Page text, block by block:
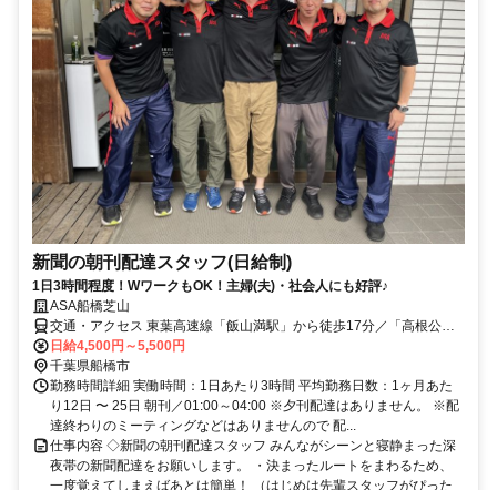
新聞の朝刊配達スタッフ(日給制)
1日3時間程度！WワークもOK！主婦(夫)・社会人にも好評♪
ASA船橋芝山
交通・アクセス 東葉高速線「飯山満駅」から徒歩17分／「高根公団
駅」「高根木戸駅」から徒歩17分
日給4,500円～5,500円
千葉県船橋市
勤務時間詳細 実働時間：1日あたり3時間 平均勤務日数：1ヶ月あた
り12日 〜 25日 朝刊／01:00～04:00 ※夕刊配達はありません。 ※配
達終わりのミーティングなどはありませんので 配...
仕事内容 ◇新聞の朝刊配達スタッフ みんながシーンと寝静まった深
夜帯の新聞配達をお願いします。 ・決まったルートをまわるため、
一度覚えてしまえばあとは簡単！ （はじめは先輩スタッフがぴった